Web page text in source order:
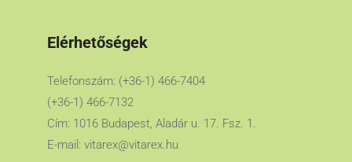
Elérhetőségek
Telefonszám: (+36-1) 466-7404
(+36-1) 466-7132
Cím: 1016 Budapest, Aladár u. 17. Fsz. 1.
E-mail: vitarex@vitarex.hu